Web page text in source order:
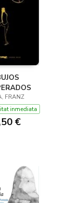
FRANZ
inmediata
€